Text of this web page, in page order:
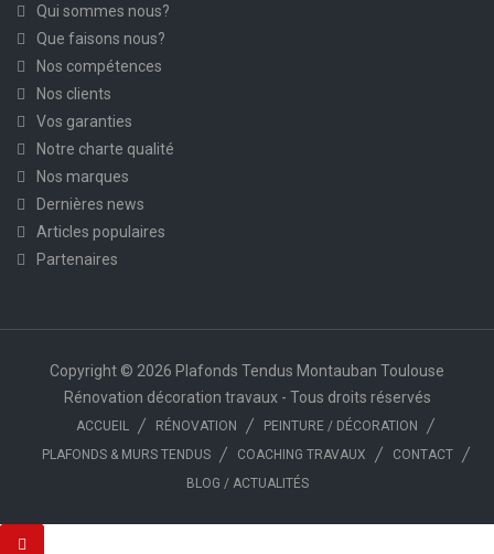
Qui sommes nous?
Que faisons nous?
Nos compétences
Nos clients
Vos garanties
Notre charte qualité
Nos marques
Dernières news
Articles populaires
Partenaires
Copyright © 2026 Plafonds Tendus Montauban Toulouse
Rénovation décoration travaux - Tous droits réservés
ACCUEIL RÉNOVATION
PEINTURE / DÉCORATION
PLAFONDS & MURS TENDUS
COACHING TRAVAUX
CONTACT
BLOG / ACTUALITÉS